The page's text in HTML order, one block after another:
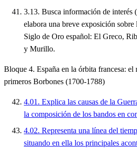
3.13. Busca información de interés
elabora una breve exposición sobre
Siglo de Oro español: El Greco,
y Murillo.
Bloque 4. España en la órbita francesa: el
primeros Borbones (1700-1788)
4.01. Explica las causas de la
la composición de los bandos en
4.02. Representa una línea del
situando en ella los principales